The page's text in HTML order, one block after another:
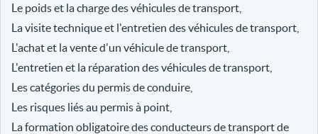
Le poids et la charge des véhicules de transport,
La visite technique et l'entretien des véhicules de transport,
L'achat et la vente d'un véhicule de transport,
L'entretien et la réparation des véhicules de transport,
Les catégories du permis de conduire,
Les risques liés au permis à point,
La formation obligatoire des conducteurs de transport de